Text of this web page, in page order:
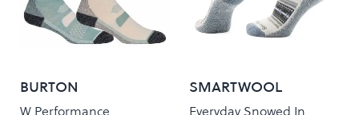
BURTON
W Performance
SMARTWOOL
Everyday Snowed In